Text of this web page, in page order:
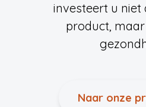
investeert u niet
product,
Naar onze